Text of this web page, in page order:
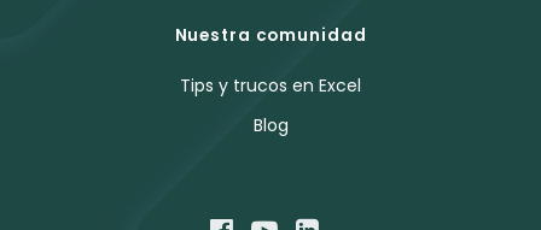
Nuestra comunidad
Tips y trucos en Excel
Blog